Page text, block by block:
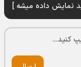
نمایش داده میشه ]